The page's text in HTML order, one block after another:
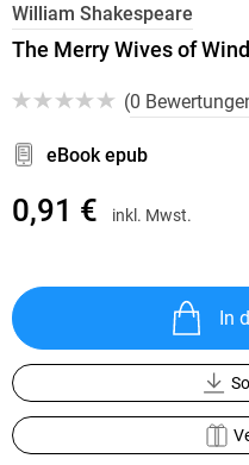
William Shakespeare
The Merry Wives of
(0
eBook epub
0,91 € inkl. Mwst.
In